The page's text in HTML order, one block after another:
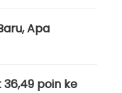
Apa
36,49 poin ke